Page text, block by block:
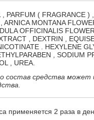
PARFUM ( FRAGRANCE )
MONTANA
OFFICINALIS
, DEXTRIN ,
. HEXYLENE
, SODIUM
, UREA.
средства может
применяется 2 раза в